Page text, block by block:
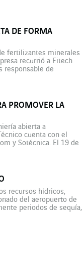
DE FORMA
fertilizantes minerales
recurrió a Eitech
responsable de
PROMOVER LA
abierta a
cuenta con el
y Sotécnica. El 19 de
recursos hídricos,
del aeropuerto de
periodos de sequía,